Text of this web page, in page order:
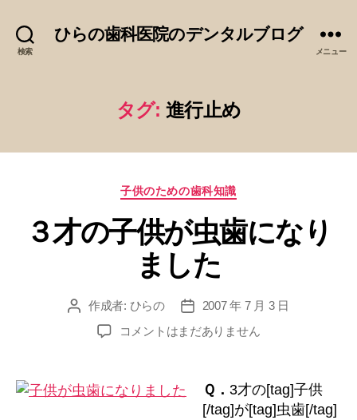
検索
ひらの歯科医院のデンタルブログ
メニュー
タグ: 進行止め
カ
ゴ
リ
子供のための歯科知識
３才の子供が虫歯になり
ました
投 作成者: ひらの
投
稿
日
2007 年 7 月 3 日
３
子
供
コメントはまだありません
Ｑ． 3才の[tag]子供
[/tag]が[tag]虫歯[/tag]